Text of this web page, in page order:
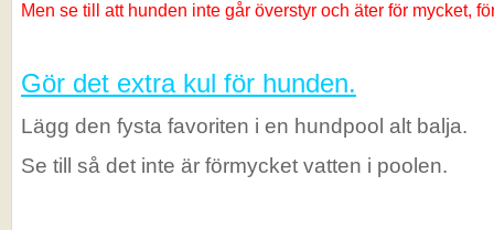
Men se till att hunden inte går överstyr och äter för mycket,
Gör det extra kul för hunden.
Lägg den fysta favoriten i en hundpool alt balja.
Se till så det inte är förmycket vatten i poolen.